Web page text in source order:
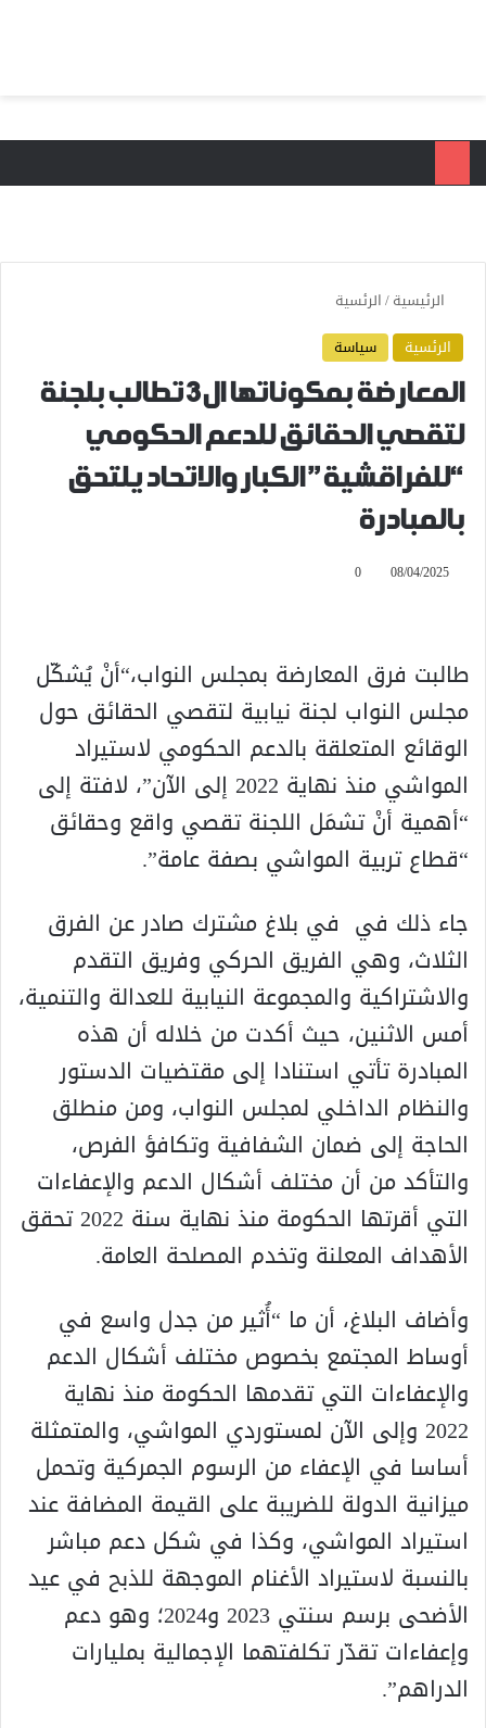
الرئيسية/الرئسية
الرئسية
سياسة
المعارضة بمكوناتها ال3 تطالب بلجنة
لتقصي الحقائق للدعم الحكومي
“للفراقشية” الكبار والاتحاد يلتحق
بالمبادرة
08/04/2025
0
طالبت فرق المعارضة بمجلس النواب،“أنْ يُشكّل
مجلس النواب لجنة نيابية لتقصي الحقائق حول
الوقائع المتعلقة بالدعم الحكومي لاستيراد
المواشي منذ نهاية 2022 إلى الآن”، لافتة إلى
“أهمية أنْ تشمَل اللجنة تقصي واقع وحقائق
“قطاع تربية المواشي بصفة عامة”.
جاء ذلك في في بلاغ مشترك صادر عن الفرق
الثلاث، وهي الفريق الحركي وفريق التقدم
والاشتراكية والمجموعة النيابية للعدالة والتنمية،
أمس الاثنين، حيث أكدت من خلاله أن هذه
المبادرة تأتي استنادا إلى مقتضيات الدستور
والنظام الداخلي لمجلس النواب، ومن منطلق
الحاجة إلى ضمان الشفافية وتكافؤ الفرص،
والتأكد من أن مختلف أشكال الدعم والإعفاءات
التي أقرتها الحكومة منذ نهاية سنة 2022 تحقق
الأهداف المعلنة وتخدم المصلحة العامة.
وأضاف البلاغ، أن ما “أُثير من جدل واسع في
أوساط المجتمع بخصوص مختلف أشكال الدعم
والإعفاءات التي تقدمها الحكومة منذ نهاية
2022 وإلى الآن لمستوردي المواشي، والمتمثلة
أساسا في الإعفاء من الرسوم الجمركية وتحمل
ميزانية الدولة للضريبة على القيمة المضافة عند
استيراد المواشي، وكذا في شكل دعم مباشر
بالنسبة لاستيراد الأغنام الموجهة للذبح في عيد
الأضحى برسم سنتي 2023 و2024؛ وهو دعم
وإعفاءات تقدّر تكلفتهما الإجمالية بمليارات
الدراهم”.